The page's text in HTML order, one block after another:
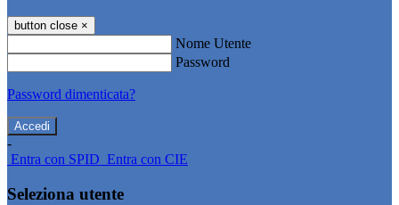
button close ×
Nome Utente
Password
Password dimenticata?
-
Entra con SPID Entra con CIE
Seleziona utente